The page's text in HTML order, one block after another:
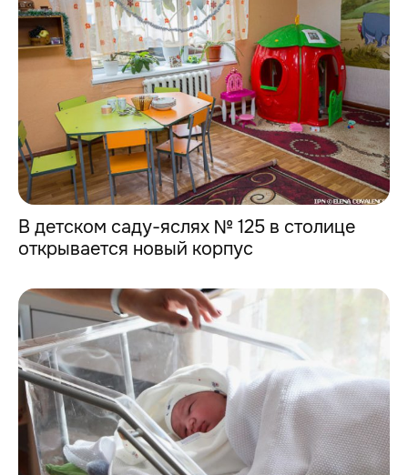
В детском саду-яслях № 125 в столице
открывается новый корпус